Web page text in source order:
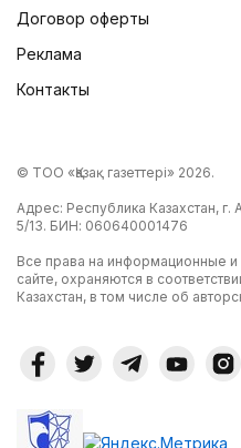
Договор оферты
Реклама
Контакты
© ТОО «Қазақ газеттері» 2026.
Адрес: Республика Казахстан, г.
5/13. БИН: 060640001476
Все права на информационные
сайте, охраняются в
Казахстан, в том числе об